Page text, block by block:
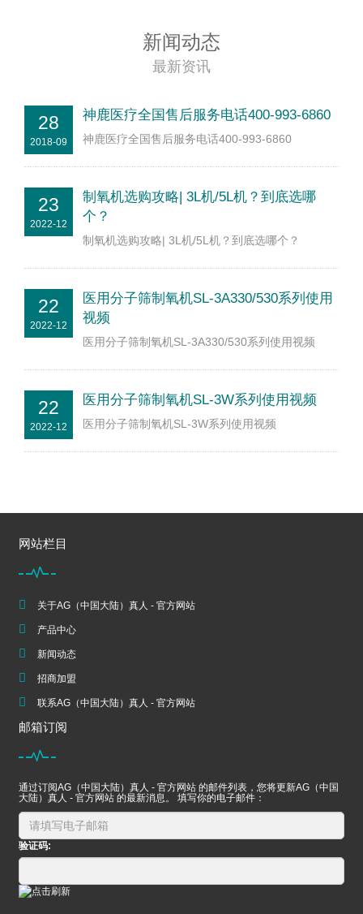
新闻动态
最新资讯
28
2018-09
神鹿医疗全国售后服务电话400-993-6860
神鹿医疗全国售后服务电话400-993-6860
23
2022-12
制氧机选购攻略| 3L机/5L机？到底选哪
个？
制氧机选购攻略| 3L机/5L机？到底选哪个？
22
2022-12
医用分子筛制氧机SL-3A330/530系列使用
视频
医用分子筛制氧机SL-3A330/530系列使用视频
22
2022-12
医用分子筛制氧机SL-3W系列使用视频
医用分子筛制氧机SL-3W系列使用视频
网站栏目
关于AG（中国大陆）真人 - 官方网站
产品中心
新闻动态
招商加盟
联系AG（中国大陆）真人 - 官方网站
邮箱订阅
通过订阅AG（中国大陆）真人 - 官方网站 的邮件列表，您将更新AG（中国
大陆）真人 - 官方网站 的最新消息。 填写你的电子邮件：
验证码: